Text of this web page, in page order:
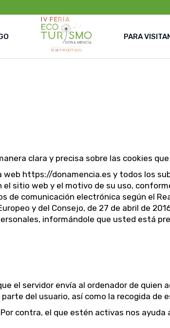
PARA
clara y precisa sobre las cookies
https://donamencia.es y todos los
sitio web y el motivo de su uso,
de comunicación electrónica según el
y del Consejo, de 27 de abril de
informándole que usted está
el servidor envía al ordenador de quien
del usuario, así como la recogida de
contra, el que estén activas nos